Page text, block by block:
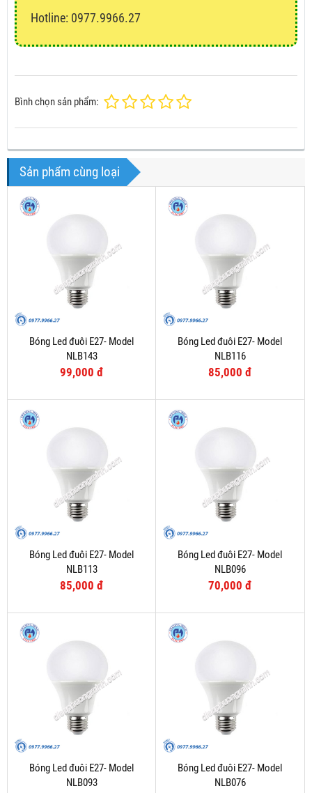
Hotline: 0977.9966.27
Bình chọn sản phẩm:
Sản phẩm cùng loại
Bóng Led đuôi E27- Model
NLB143
99,000 đ
Bóng Led đuôi E27- Model
NLB116
85,000 đ
Bóng Led đuôi E27- Model
NLB113
85,000 đ
Bóng Led đuôi E27- Model
NLB096
70,000 đ
Bóng Led đuôi E27- Model
NLB093
Bóng Led đuôi E27- Model
NLB076